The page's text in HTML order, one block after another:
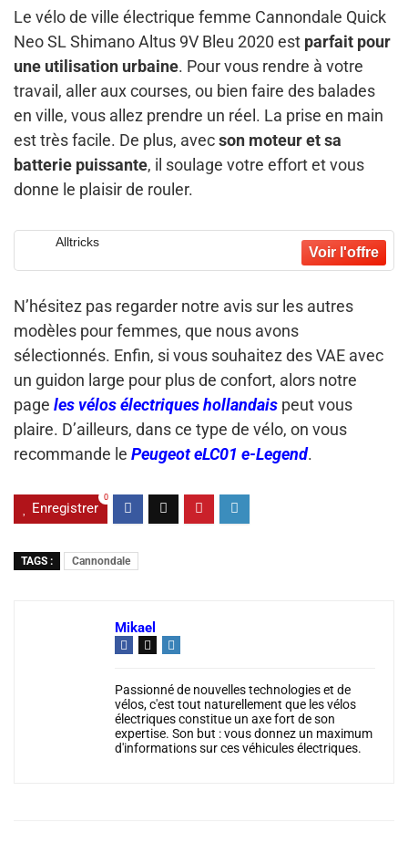
Le vélo de ville électrique femme Cannondale Quick
Neo SL Shimano Altus 9V Bleu 2020 est parfait pour
une utilisation urbaine. Pour vous rendre à votre
travail, aller aux courses, ou bien faire des balades
en ville, vous allez prendre un réel. La prise en main
est très facile. De plus, avecson moteur et sa
batterie puissante, il soulage votre effort et vous
donne le plaisir de rouler.
Alltricks
N’hésitez pas regarder notre avis sur les autres
modèles pour femmes, que nous avons
sélectionnés. Enfin, si vous souhaitez des VAE avec
un guidon large pour plus de confort, alors notre
page les vélos électriques hollandais peut vous
plaire. D’ailleurs, dans ce type de vélo, on vous
recommande le Peugeot eLC01 e-Legend.
Enregistrer
0
TAGS : Cannondale
Mikael
Passionné de nouvelles technologies et de
vélos, c'est tout naturellement que les vélos
électriques constitue un axe fort de son
expertise. Son but : vous donnez un maximum
d'informations sur ces véhicules électriques.